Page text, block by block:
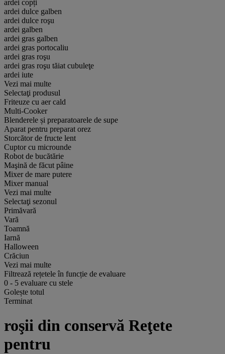
ardei copți
ardei dulce galben
ardei dulce roşu
ardei galben
ardei gras galben
ardei gras portocaliu
ardei gras roşu
ardei gras roşu tăiat cubuleţe
ardei iute
Vezi mai multe
Selectaţi produsul
Friteuze cu aer cald
Multi-Cooker
Blenderele și preparatoarele de supe
Aparat pentru preparat orez
Storcător de fructe lent
Cuptor cu microunde
Robot de bucătărie
Maşină de făcut pâine
Mixer de mare putere
Mixer manual
Vezi mai multe
Selectaţi sezonul
Primăvară
Vară
Toamnă
Iarnă
Halloween
Crăciun
Vezi mai multe
Filtrează rețetele în funcție de evaluare
0 - 5 evaluare cu stele
Golește totul
Terminat
roşii din conservă Reţete
pentru